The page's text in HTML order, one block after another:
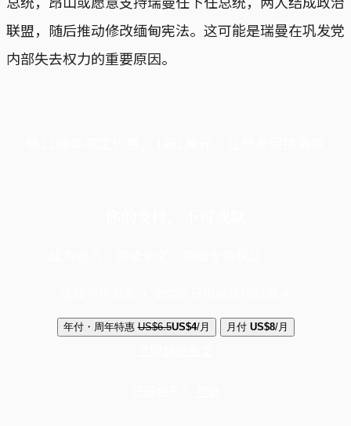
联盟，随后推动修改缅甸宪法。这可能是瑞曼在巩发党
内部失去权力的重要原因。
年付・周年特惠 US$6.5US$4/月 月付 US$8/月